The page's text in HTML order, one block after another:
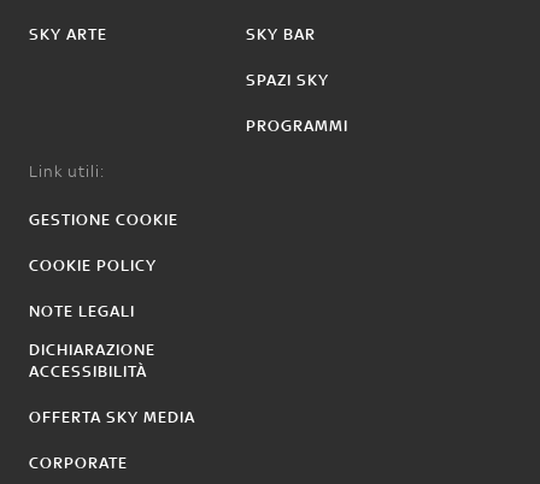
SKY ARTE SKY BAR
SPAZI SKY
PROGRAMMI
Link utili:
GESTIONE COOKIE
COOKIE POLICY
NOTE LEGALI
DICHIARAZIONE
ACCESSIBILITÀ
OFFERTA SKY MEDIA
CORPORATE